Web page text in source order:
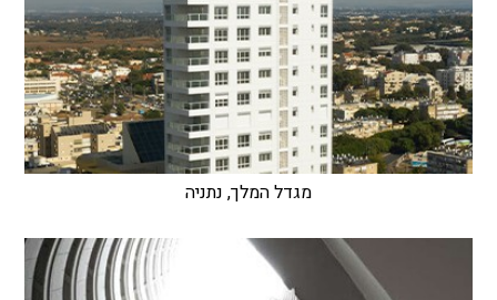
מגדל המלך, נתניה